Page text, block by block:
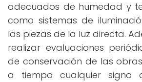
adecuados de humedad y
como sistemas de
las piezas de la luz directa.
realizar evaluaciones
de conservación de las
a tiempo cualquier signo